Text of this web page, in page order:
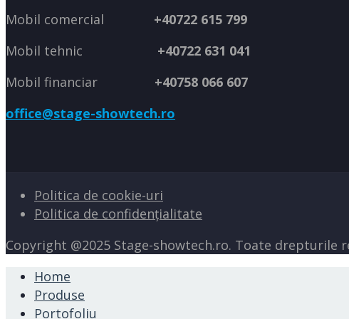
Mobil comercial +40722 615 799
Mobil tehnic +40722 631 041
Mobil financiar +40758 066 607
office@stage-showtech.ro
Politica de cookie-uri
Politica de confidențialitate
Copyright @2025 Stage-showtech.ro. Toate drepturile
Home
Produse
Portofoliu